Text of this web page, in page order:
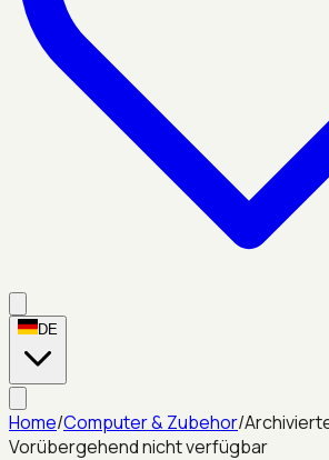
DE
Home/Computer & Zubehor/
Vorübergehend nicht verfügbar